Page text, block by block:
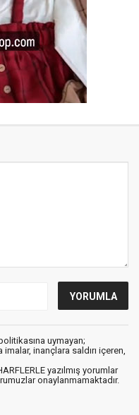
uymayan;
inançlara saldırı içeren,
yazılmış yorumlar
onaylanmamaktadır.